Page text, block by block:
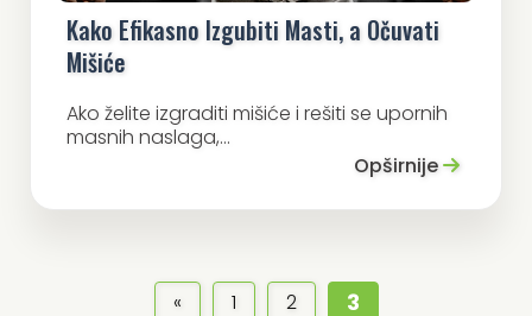
Kako Efikasno Izgubiti Masti, a Očuvati
Mišiće
Ako želite izgraditi mišiće i rešiti se upornih
masnih naslaga,...
Opširnije
« 1 2 3